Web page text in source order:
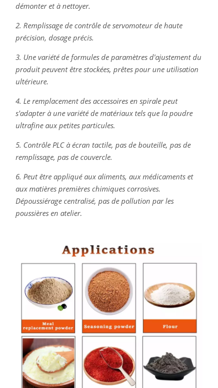
démonter et à nettoyer.
2. Remplissage de contrôle de servomoteur de haute
précision, dosage précis.
3. Une variété de formules de paramètres d'ajustement du
produit peuvent être stockées, prêtes pour une utilisation
ultérieure.
4. Le remplacement des accessoires en spirale peut
s'adapter à une variété de matériaux tels que la poudre
ultrafine aux petites particules.
5. Contrôle PLC à écran tactile, pas de bouteille, pas de
remplissage, pas de couvercle.
6. Peut être appliqué aux aliments, aux médicaments et
aux matières premières chimiques corrosives.
Dépoussiérage centralisé, pas de pollution par les
poussières en atelier.